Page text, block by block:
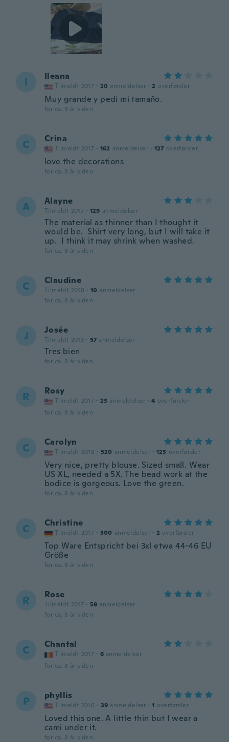
I Ileana
Tilmeldt 2017 · 20 anmeldelser · 2 overførsler
Muy grande y pedí mi tamaño.
for ca. 8 år siden
C Crina
Tilmeldt 2017 · 162 anmeldelser · 127 overførsler
love the decorations
for ca. 8 år siden
A Alayne
Tilmeldt 2017 · 129 anmeldelser
The material as thinner than I thought it
would be. Shirt very long, but I will take it
up. I think it may shrink when washed.
for ca. 8 år siden
C Claudine
Tilmeldt 2018 · 10 anmeldelser
for ca. 8 år siden
J Josée
Tilmeldt 2013 · 57 anmeldelser
Tres bien
for ca. 8 år siden
R Rosy
Tilmeldt 2017 · 23 anmeldelser · 4 overførsler
for ca. 8 år siden
C Carolyn
Tilmeldt 2018 · 520 anmeldelser · 123 overførsler
Very nice, pretty blouse. Sized small. Wear
US XL, needed a 5X. The bead work at the
bodice is gorgeous. Love the green.
for ca. 8 år siden
C Christine
Tilmeldt 2017 · 300 anmeldelser · 2 overførsler
Top Ware Entspricht bei 3xl etwa 44-46 EU
Größe
for ca. 8 år siden
R Rose
Tilmeldt 2017 · 59 anmeldelser
for ca. 8 år siden
C Chantal
Tilmeldt 2017 · 6 anmeldelser
for ca. 8 år siden
P phyllis
Tilmeldt 2016 · 39 anmeldelser · 1 overførsler
Loved this one. A little thin but I wear a
cami under it.
for ca. 8 år siden